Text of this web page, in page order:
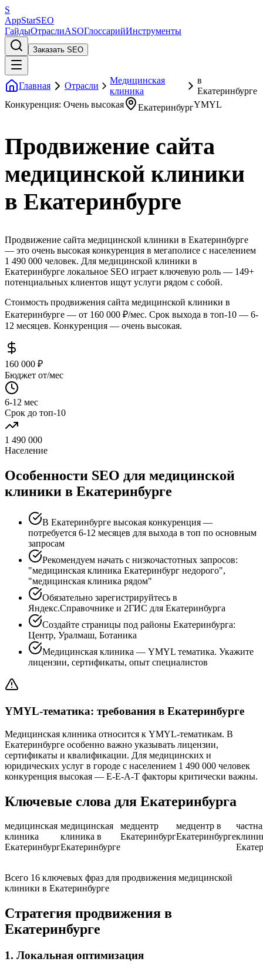
S
AppStarSEO
ГайдыОтраслиASOГлоссарийИнструменты
Заказать SEO
Главная Отрасли
Медицинская
клиника
в
Екатеринбурге
Конкуренция: Очень высокая
ЕкатеринбургYMYL
Продвижение сайта
медицинской клиники
в Екатеринбурге
Продвижение сайта медицинской клиники в Екатеринбурге
— это очень высокая конкуренция в мегаполисе с населением
1 490 000 человек. Для медицинской клиники в
Екатеринбурге локальное SEO играет ключевую роль — 149+
потенциальных клиентов ищут услуги рядом с собой.
Стоимость продвижения сайта медицинской клиники в
Екатеринбурге — от 160 000 ₽/мес. Срок выхода в топ-10 — 6-
12 месяцев. Конкуренция — очень высокая.
160 000 ₽
Бюджет от/мес
6-12 мес
Срок до топ-10
1 490 000
Население
Особенности SEO для медицинской
клиники в Екатеринбурге
В Екатеринбурге высокая конкуренция —
потребуется 6-12 месяцев для выхода в топ по основным
запросам
Рекомендуем начать с низкочастотных запросов:
"медицинская клиника Екатеринбург недорого",
"медицинская клиника рядом"
Обязательно зарегистрируйтесь в
Яндекс.Справочнике и 2ГИС для Екатеринбурга
Создайте страницы под районы Екатеринбурга:
Центр, Уралмаш, Ботаника
Медицинская клиника — YMYL тематика. Укажите
лицензии, сертификаты, опыт специалистов
YMYL-тематика: требования в Екатеринбурге
Медицинская клиника относится к YMYL-тематикам. В
Екатеринбурге особенно важно указывать лицензии,
сертификаты и квалификации. Для медицинских и
юридических услуг в городе с населением 1 490 000 человек
конкуренция высокая — E-E-A-T факторы критически важны.
Ключевые слова для Екатеринбурга
медицинская
клиника
Екатеринбург
медицинская
клиника в
Екатеринбурге
медцентр
Екатеринбург
медцентр в
Екатеринбурге
Всего 16 ключевых фраз для продвижения медицинской
клиники в Екатеринбурге
Стратегия продвижения в
Екатеринбурге
1. Локальная оптимизация